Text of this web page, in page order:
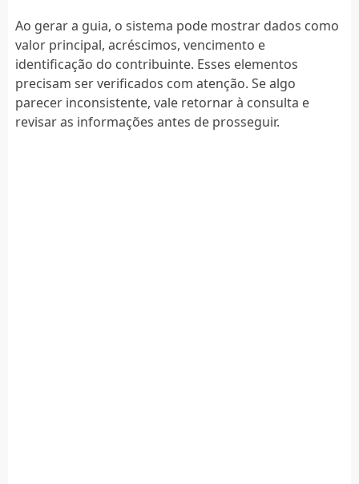
Ao gerar a guia, o sistema pode mostrar dados como
valor principal, acréscimos, vencimento e
identificação do contribuinte. Esses elementos
precisam ser verificados com atenção. Se algo
parecer inconsistente, vale retornar à consulta e
revisar as informações antes de prosseguir.